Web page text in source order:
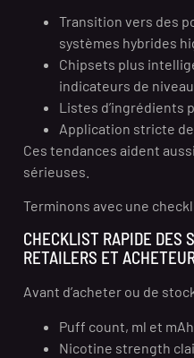
Transition vers des
systèmes hybrides
Chipsets plus
indicateurs de niveau.
Listes d’ingrédients
Application stricte
Ces tendances aident
sérieuses.
Terminons avec une
CHECKLIST RAPIDE DES
RETAILERS ET
Avant d’acheter ou de
Puff count, ml et
Nicotine strength